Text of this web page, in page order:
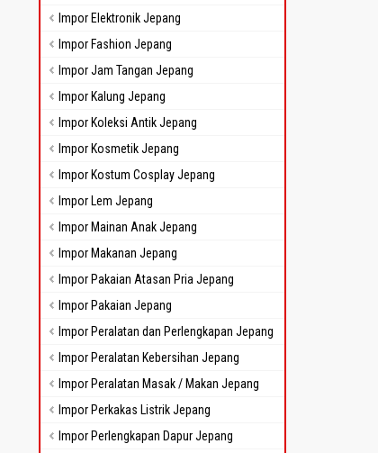
Impor Elektronik Jepang
Impor Fashion Jepang
Impor Jam Tangan Jepang
Impor Kalung Jepang
Impor Koleksi Antik Jepang
Impor Kosmetik Jepang
Impor Kostum Cosplay Jepang
Impor Lem Jepang
Impor Mainan Anak Jepang
Impor Makanan Jepang
Impor Pakaian Atasan Pria Jepang
Impor Pakaian Jepang
Impor Peralatan dan Perlengkapan Jepang
Impor Peralatan Kebersihan Jepang
Impor Peralatan Masak / Makan Jepang
Impor Perkakas Listrik Jepang
Impor Perlengkapan Dapur Jepang